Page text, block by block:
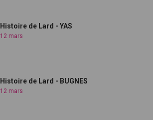
Histoire de Lard - YAS
12 mars
Histoire de Lard - BUGNES
12 mars